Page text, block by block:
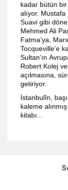
kadar bütün
alıyor. Mustafa
Suavi gibi
Mehmed Ali
Fatma’ya,
Tocqueville’e
Sultan’ın
Robert Kolej ve
açılmasına,
getiriyor.
İstanbulîn,
kaleme
kitabı...
kullanarak
Görüş ve